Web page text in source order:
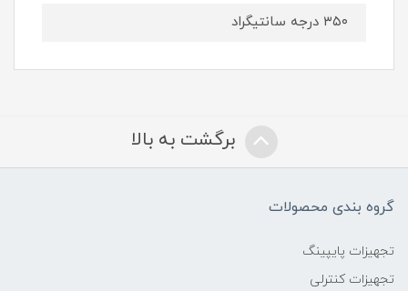
۳۵۰ درجه سانتیگراد
برگشت به بالا
گروه بندی محصولات
تجهیزات پایپینگ
تجهیزات کنترلی